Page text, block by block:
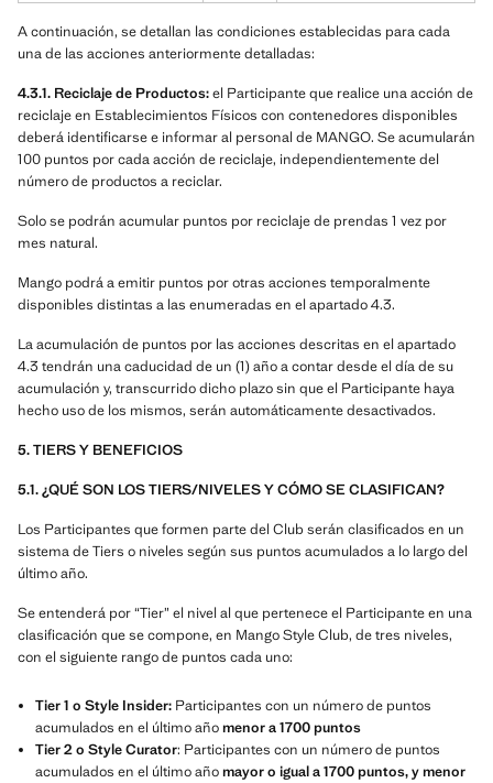
A continuación, se detallan las condiciones establecidas para cada
una de las acciones anteriormente detalladas:
4.3.1. Reciclaje de Productos:el Participante que realice una acción de
reciclaje en Establecimientos Físicos con contenedores disponibles
deberá identificarse e informar al personal de MANGO. Se acumularán
100 puntos por cada acción de reciclaje, independientemente del
número de productos a reciclar.
Solo se podrán acumular puntos por reciclaje de prendas 1 vez por
mes natural.
Mango podrá a emitir puntos por otras acciones temporalmente
disponibles distintas a las enumeradas en el apartado 4.3.
La acumulación de puntos por las acciones descritas en el apartado
4.3 tendrán una caducidad de un (1) año a contar desde el día de su
acumulación y, transcurrido dicho plazo sin que el Participante haya
hecho uso de los mismos, serán automáticamente desactivados.
5. TIERS Y BENEFICIOS
5.1. ¿QUÉ SON LOS TIERS/NIVELES Y CÓMO SE CLASIFICAN?
Los Participantes que formen parte del Club serán clasificados en un
sistema de Tiers o niveles según sus puntos acumulados a lo largo del
último año.
Se entenderá por “Tier” el nivel al que pertenece el Participante en una
clasificación que se compone, en Mango Style Club, de tres niveles,
con el siguiente rango de puntos cada uno:
Tier 1 o Style Insider: Participantes con un número de puntos
acumulados en el último añomenor a 1700 puntos
Tier 2 o Style Curator: Participantes con un número de puntos
acumulados en el último añomayor o igual a 1700 puntos, y menor